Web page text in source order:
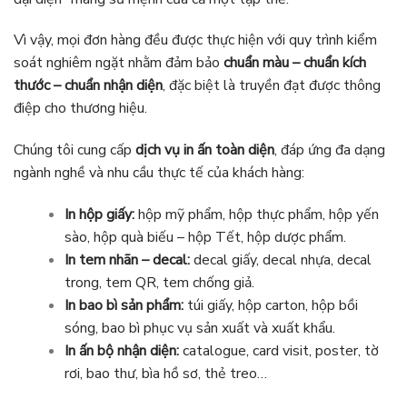
Vì vậy, mọi đơn hàng đều được thực hiện với quy trình kiểm
soát nghiêm ngặt nhằm đảm bảo chuẩn màu – chuẩn kích
thước – chuẩn nhận diện, đặc biệt là truyền đạt được thông
điệp cho thương hiệu.
Chúng tôi cung cấp dịch vụ in ấn toàn diện, đáp ứng đa dạng
ngành nghề và nhu cầu thực tế của khách hàng:
In hộp giấy:hộp mỹ phẩm, hộp thực phẩm, hộp yến
sào, hộp quà biếu – hộp Tết, hộp dược phẩm.
In tem nhãn – decal:decal giấy, decal nhựa, decal
trong, tem QR, tem chống giả.
In bao bì sản phẩm:túi giấy, hộp carton, hộp bồi
sóng, bao bì phục vụ sản xuất và xuất khẩu.
In ấn bộ nhận diện:catalogue, card visit, poster, tờ
rơi, bao thư, bìa hồ sơ, thẻ treo…